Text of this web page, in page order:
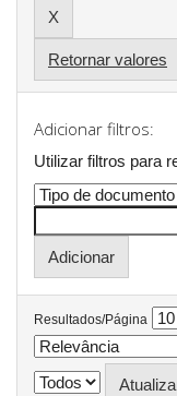
Retornar valores
Adicionar filtros:
Utilizar filtros para
Resultados/Página